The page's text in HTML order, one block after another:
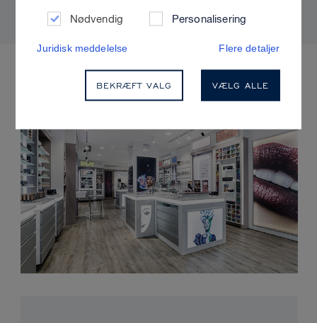
KOMMENDE ARRANGEMENTER
Nødvendig Personalisering
Juridisk meddelelse Flere detaljer
BEKRÆFT VALG VÆLG ALLE